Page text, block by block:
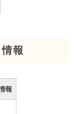
報
報